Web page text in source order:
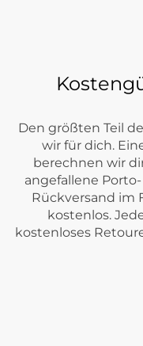
Den größten Teil
wir für dich.
berechnen wir
angefallene
Rückversand im
kostenlos.
kostenloses